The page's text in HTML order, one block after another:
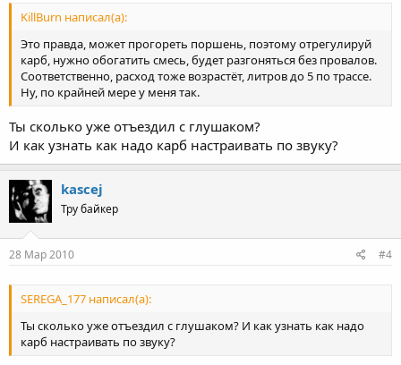
KillBurn написал(а):
Это правда, может прогореть поршень, поэтому отрегулируй
карб, нужно обогатить смесь, будет разгоняться без провалов.
Соответственно, расход тоже возрастёт, литров до 5 по трассе.
Ну, по крайней мере у меня так.
Ты сколько уже отъездил с глушаком?
И как узнать как надо карб настраивать по звуку?
kascej
Тру байкер
28 Мар 2010 #4
SEREGA_177 написал(а):
Ты сколько уже отъездил с глушаком? И как узнать как надо
карб настраивать по звуку?